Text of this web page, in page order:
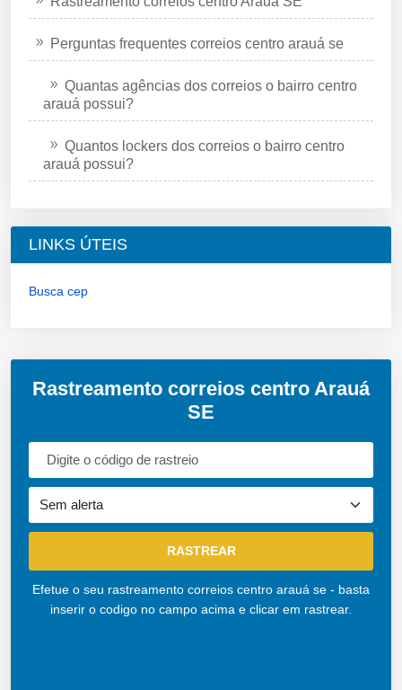
Perguntas frequentes correios centro arauá se
Quantas agências dos correios o bairro centro
arauá possui?
Quantos lockers dos correios o bairro centro
arauá possui?
LINKS ÚTEIS
Busca cep
Rastreamento correios centro Arauá
SE
Efetue o seu rastreamento correios centro arauá se - basta
inserir o codigo no campo acima e clicar em rastrear.